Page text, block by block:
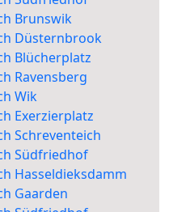
Brunswik
Düsternbrook
Blücherplatz
Ravensberg
Wik
Exerzierplatz
Schreventeich
Südfriedhof
Hasseldieksdamm
Gaarden